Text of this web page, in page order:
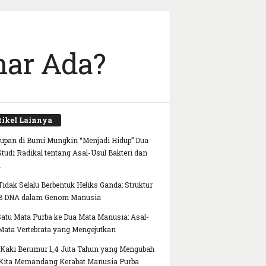
Ada?
Lainnya
di Bumi Mungkin “Menjadi Hidup” Dua
Radikal tentang Asal-Usul Bakteri dan
Selalu Berbentuk Heliks Ganda: Struktur
DNA dalam Genom Manusia
Mata Purba ke Dua Mata Manusia: Asal-
Vertebrata yang Mengejutkan
Berumur 1,4 Juta Tahun yang Mengubah
Memandang Kerabat Manusia Purba